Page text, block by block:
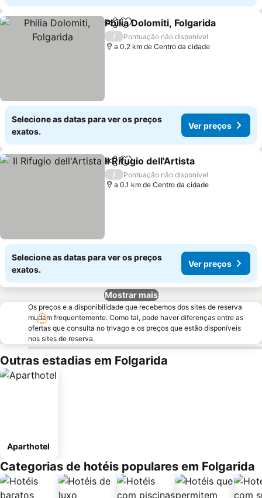
PartilharAdicionar aos favoritos
Philia Dolomiti, Folgarida
/
Pontuação não disponível
a 0.2 km de Centro da cidade
Selecione as datas para ver os preços
exatos.
Ver preços
PartilharAdicionar aos favoritos
Il Rifugio dell'Artista
/
Pontuação não disponível
a 0.1 km de Centro da cidade
Selecione as datas para ver os preços
exatos.
Ver preços
Mostrar mais
Os preços e a disponibilidade que recebemos dos sites de reserva
mudam frequentemente. Como tal, pode haver diferenças entre as
ofertas que consulta no trivago e os preços que estão disponíveis
nos sites de reserva.
Outras estadias em Folgarida
Aparthotel
Categorias de hotéis populares em Folgarida